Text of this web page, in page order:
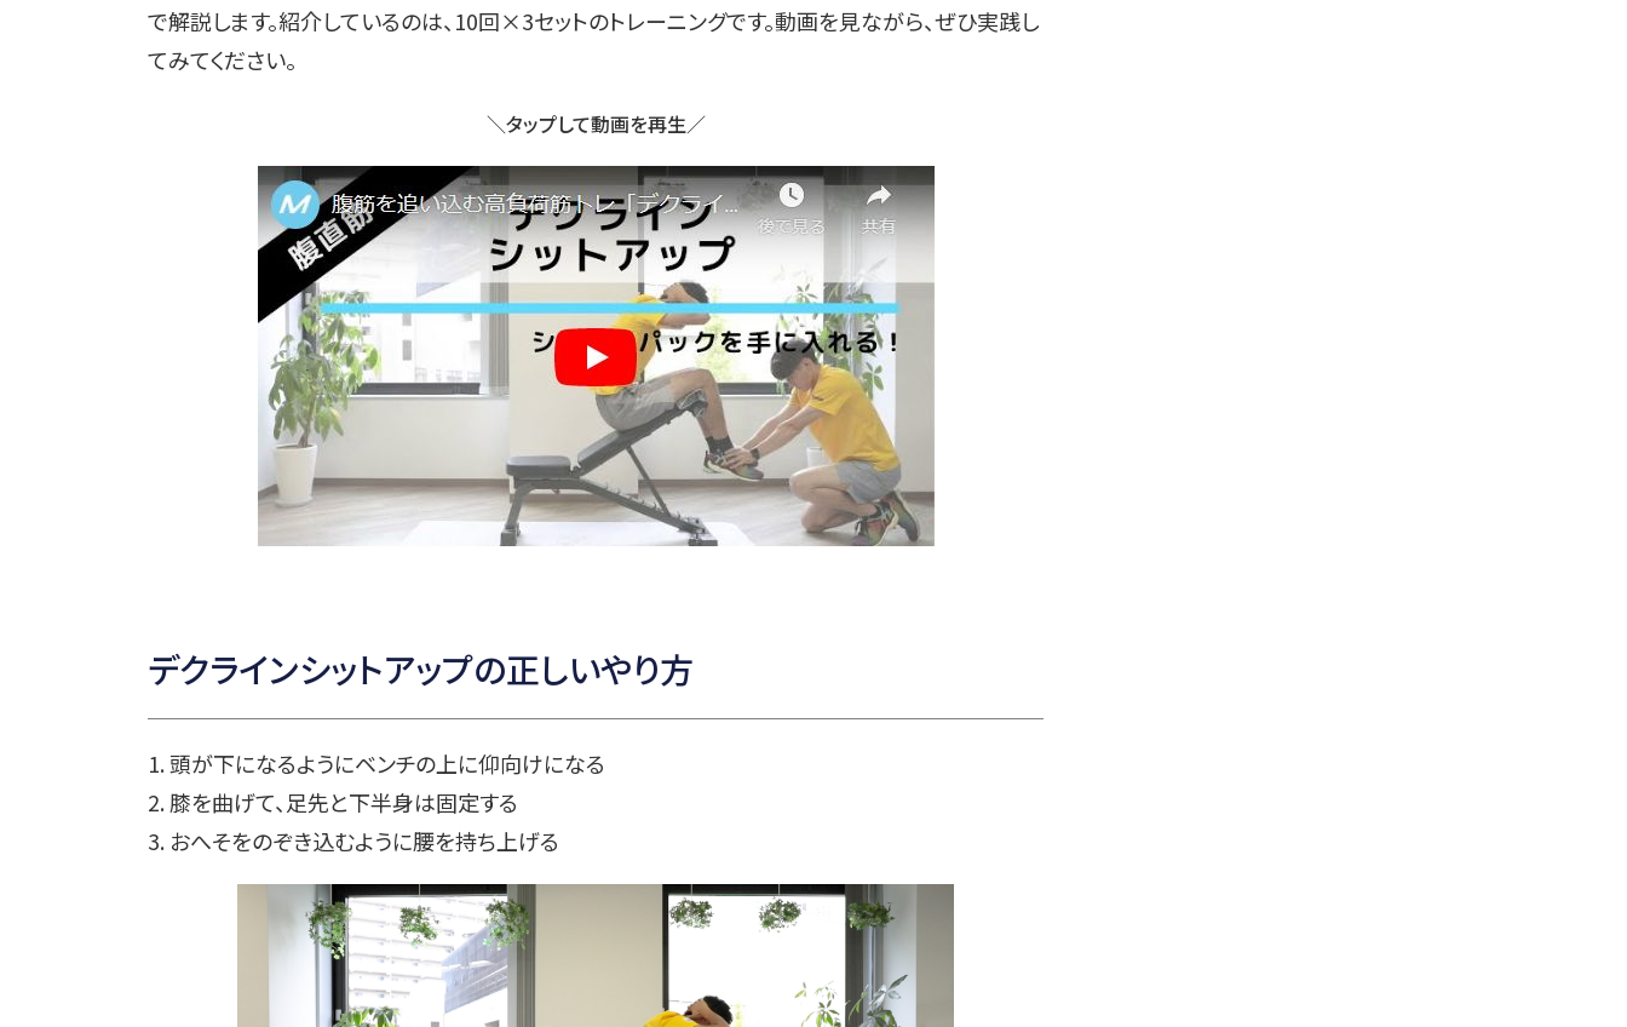
で解説します。紹介しているのは、10回×3セットのトレーニングです。動画を見ながら、ぜひ実践し
てみてください。
＼タップして動画を再生／
デクラインシットアップの正しいやり方
1. 頭が下になるようにベンチの上に仰向けになる
2. 膝を曲げて、足先と下半身は固定する
3. おへそをのぞき込むように腰を持ち上げる